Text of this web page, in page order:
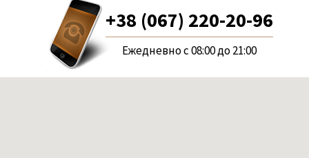
+38 (067) 220-20-96
Ежедневно с 08:00 до 21:00